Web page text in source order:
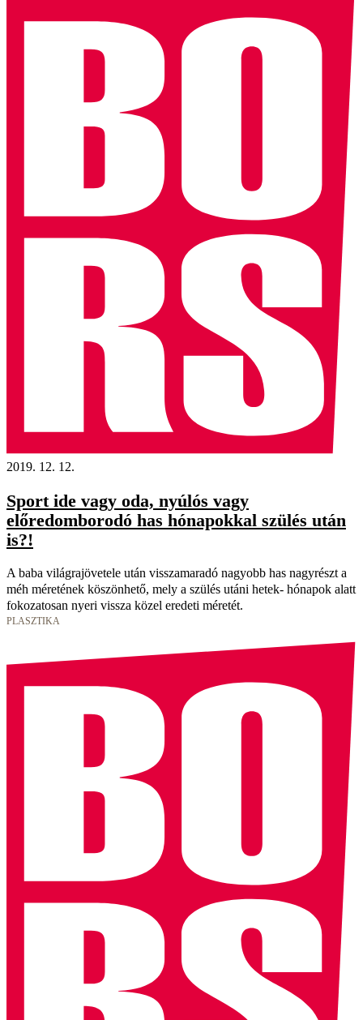
2019. 12. 12.
Sport ide vagy oda, nyúlós vagy
előredomborodó has hónapokkal szülés után
is?!
A baba világrajövetele után visszamaradó nagyobb has nagyrészt a
méh méretének köszönhető, mely a szülés utáni hetek- hónapok alatt
fokozatosan nyeri vissza közel eredeti méretét.
PLASZTIKA